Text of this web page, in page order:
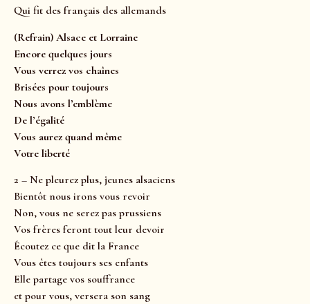
Qui fit des français des allemands
(Refrain) Alsace et Lorraine
Encore quelques jours
Vous verrez vos chaînes
Brisées pour toujours
Nous avons l’emblème
De l’égalité
Vous aurez quand même
Votre liberté
2 – Ne pleurez plus, jeunes alsaciens
Bientôt nous irons vous revoir
Non, vous ne serez pas prussiens
Vos frères feront tout leur devoir
Écoutez ce que dit la France
Vous êtes toujours ses enfants
Elle partage vos souffrance
et pour vous, versera son sang